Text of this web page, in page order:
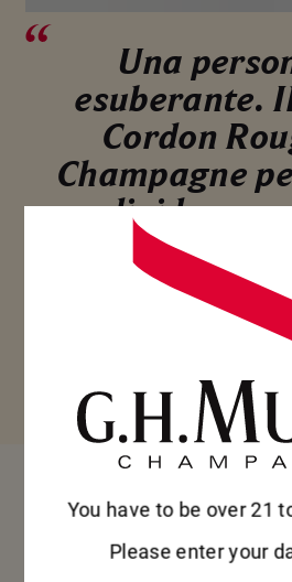
Una
esuberante.
Cordon
Champagne
condividere
per un
tapas,
presenti sono
la
You have to be over 21
Please enter your